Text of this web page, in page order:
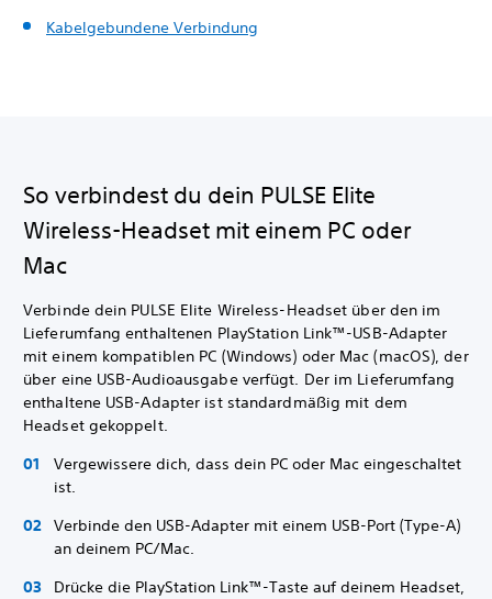
Kabelgebundene Verbindung
So verbindest du dein PULSE Elite
Wireless-Headset mit einem PC oder
Mac
Verbinde dein PULSE Elite Wireless-Headset über den im
Lieferumfang enthaltenen PlayStation Link™-USB-Adapter
mit einem kompatiblen PC (Windows) oder Mac (macOS), der
über eine USB-Audioausgabe verfügt. Der im Lieferumfang
enthaltene USB-Adapter ist standardmäßig mit dem
Headset gekoppelt.
Vergewissere dich, dass dein PC oder Mac eingeschaltet
ist.
Verbinde den USB-Adapter mit einem USB-Port (Type-A)
an deinem PC/Mac.
Drücke die PlayStation Link™-Taste auf deinem Headset,